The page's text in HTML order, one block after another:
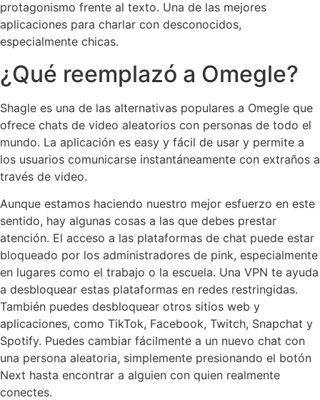
protagonismo frente al texto. Una de las mejores
aplicaciones para charlar con desconocidos,
especialmente chicas.
¿Qué reemplazó a Omegle?
Shagle es una de las alternativas populares a Omegle que
ofrece chats de video aleatorios con personas de todo el
mundo. La aplicación es easy y fácil de usar y permite a
los usuarios comunicarse instantáneamente con extraños a
través de video.
Aunque estamos haciendo nuestro mejor esfuerzo en este
sentido, hay algunas cosas a las que debes prestar
atención. El acceso a las plataformas de chat puede estar
bloqueado por los administradores de pink, especialmente
en lugares como el trabajo o la escuela. Una VPN te ayuda
a desbloquear estas plataformas en redes restringidas.
También puedes desbloquear otros sitios web y
aplicaciones, como TikTok, Facebook, Twitch, Snapchat y
Spotify. Puedes cambiar fácilmente a un nuevo chat con
una persona aleatoria, simplemente presionando el botón
Next hasta encontrar a alguien con quien realmente
conectes.